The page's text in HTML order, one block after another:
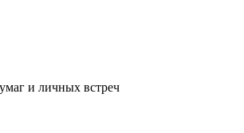
и личных встреч